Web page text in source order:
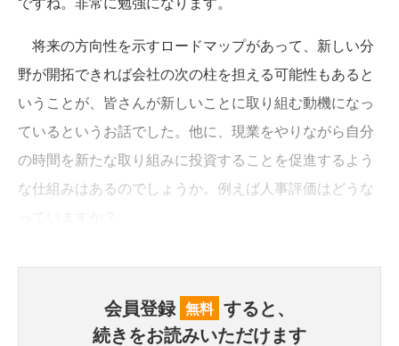
将来の方向性を示すロードマップがあって、新しい分
野が開拓できれば会社の次の柱を担える可能性もあると
いうことが、皆さんが新しいことに取り組む動機になっ
ているというお話でした。他に、現業をやりながら自分
の時間を新たな取り組みに投資することを促進するよう
な仕組みはあるのでしょうか。例えば人事評価はどうな
会員登録 無料 すると、
続きをお読みいただけます